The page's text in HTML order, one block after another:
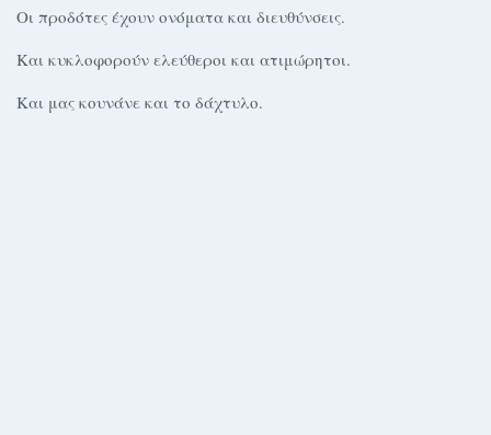
Οι προδότες έχουν ονόματα και διευθύνσεις.
Και κυκλοφορούν ελεύθεροι και ατιμώρητοι.
Και μας κουνάνε και το δάχτυλο.